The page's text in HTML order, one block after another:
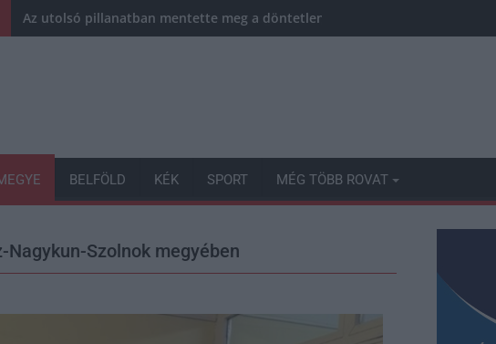
Az utolsó pillanatban mentette meg a döntetlent a Karcag
BELFÖLD KÉK SPORT MÉG TÖBB ROVAT
Szolnok megyében